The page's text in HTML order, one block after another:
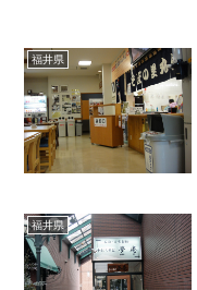
福井県
福井県